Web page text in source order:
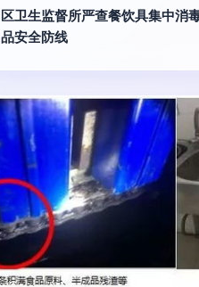
区卫生监督所严查餐饮具集中消
品安全防线